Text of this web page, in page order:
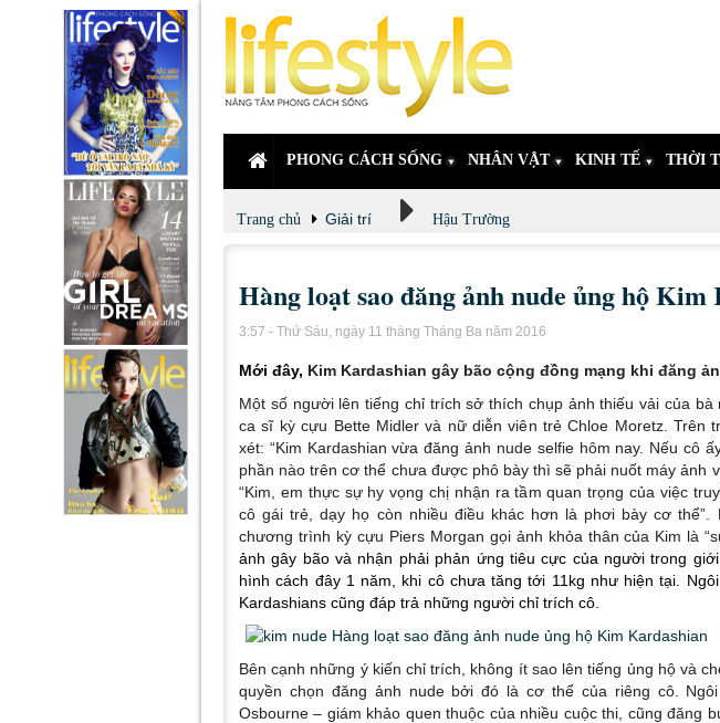
PHONG CÁCH SỐNG NHÂN VẬT KINH TẾ THỜI
Trang chủ Giải trí Hậu Trường
Hàng loạt sao đăng ảnh nude ủng hộ
3:57 - Thứ Sáu, ngày 11 tháng Tháng Ba năm 2016
Mới đây, Kim Kardashian gây bão cộng đồng mạng khi đăng
Một số người lên tiếng chỉ trích sở thích chụp ảnh thiếu vải của
ca sĩ kỳ cựu Bette Midler và nữ diễn viên trẻ Chloe Moretz. Trên
xét: “Kim Kardashian vừa đăng ảnh nude selfie hôm nay. Nếu cô
phần nào trên cơ thể chưa được phô bày thì sẽ phải nuốt máy ảnh
“Kim, em thực sự hy vọng chị nhận ra tầm quan trọng của việc
cô gái trẻ, dạy họ còn nhiều điều khác hơn là phơi bày cơ thể”.
chương trình kỳ cựu Piers Morgan gọi ảnh khỏa thân của Kim là
ảnh gây bão và nhận phải phản ứng tiêu cực của người trong
hình cách đây 1 năm, khi cô chưa tăng tới 11kg như hiện tại.
Kardashians cũng đáp trả những người chỉ trích cô.
Bên cạnh những ý kiến chỉ trích, không ít sao lên tiếng ủng hộ và
quyền chọn đăng ảnh nude bởi đó là cơ thể của riêng cô.
Osbourne – giám khảo quen thuộc của nhiều cuộc thi, cũng đăng